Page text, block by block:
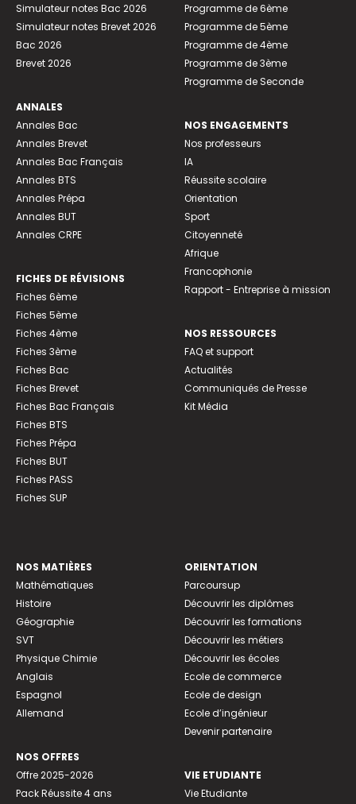
Simulateur notes Bac 2026
Simulateur notes Brevet 2026
Bac 2026
Brevet 2026
ANNALES
Annales Bac
Annales Brevet
Annales Bac Français
Annales BTS
Annales Prépa
Annales BUT
Annales CRPE
FICHES DE RÉVISIONS
Fiches 6ème
Fiches 5ème
Fiches 4ème
Fiches 3ème
Fiches Bac
Fiches Brevet
Fiches Bac Français
Fiches BTS
Fiches Prépa
Fiches BUT
Fiches PASS
Fiches SUP
Programme de 6ème
Programme de 5ème
Programme de 4ème
Programme de 3ème
Programme de Seconde
NOS ENGAGEMENTS
Nos professeurs
IA
Réussite scolaire
Orientation
Sport
Citoyenneté
Afrique
Francophonie
Rapport - Entreprise à mission
NOS RESSOURCES
FAQ et support
Actualités
Communiqués de Presse
Kit Média
NOS MATIÈRES
Mathématiques
Histoire
Géographie
SVT
Physique Chimie
Anglais
Espagnol
Allemand
NOS OFFRES
Offre 2025-2026
Pack Réussite 4 ans
ORIENTATION
Parcoursup
Découvrir les diplômes
Découvrir les formations
Découvrir les métiers
Découvrir les écoles
Ecole de commerce
Ecole de design
Ecole d’ingénieur
Devenir partenaire
VIE ETUDIANTE
Vie Etudiante